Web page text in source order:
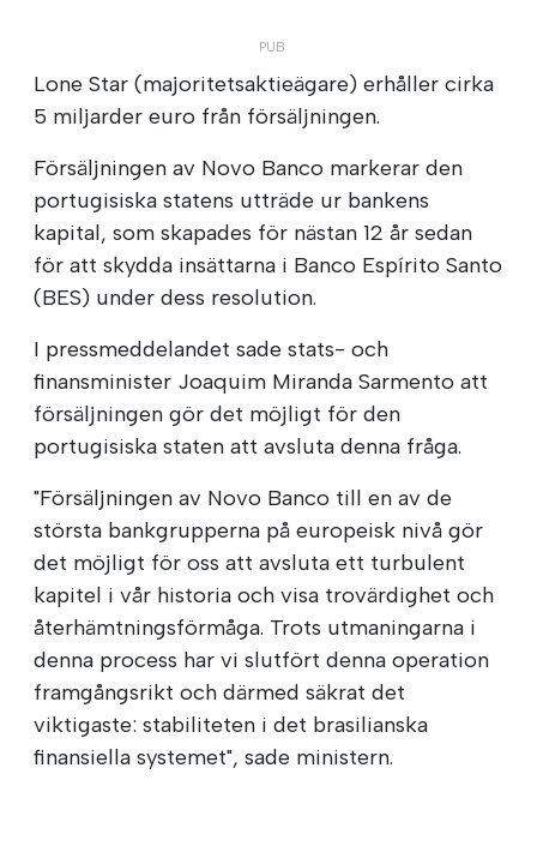
Lone Star (majoritetsaktieägare) erhåller cirka
5 miljarder euro från försäljningen.
Försäljningen av Novo Banco markerar den
portugisiska statens utträde ur bankens
kapital, som skapades för nästan 12 år sedan
för att skydda insättarna i Banco Espírito Santo
(BES) under dess resolution.
I pressmeddelandet sade stats- och
finansminister Joaquim Miranda Sarmento att
försäljningen gör det möjligt för den
portugisiska staten att avsluta denna fråga.
"Försäljningen av Novo Banco till en av de
största bankgrupperna på europeisk nivå gör
det möjligt för oss att avsluta ett turbulent
kapitel i vår historia och visa trovärdighet och
återhämtningsförmåga. Trots utmaningarna i
denna process har vi slutfört denna operation
framgångsrikt och därmed säkrat det
viktigaste: stabiliteten i det brasilianska
finansiella systemet", sade ministern.